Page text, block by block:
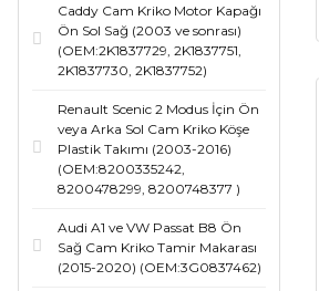
Caddy Cam Kriko Motor Kapağı
Ön Sol Sağ (2003 ve sonrası)
(OEM:2K1837729, 2K1837751,
2K1837730, 2K1837752)
Renault Scenic 2 Modus İçin Ön
veya Arka Sol Cam Kriko Köşe
Plastik Takımı (2003-2016)
(OEM:8200335242,
8200478299, 8200748377 )
Audi A1 ve VW Passat B8 Ön
Sağ Cam Kriko Tamir Makarası
(2015-2020) (OEM:3G0837462)